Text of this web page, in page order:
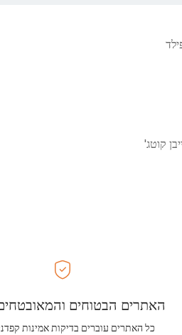
קוטג'
האתרים הבטוחים
כל האתרים עוברים בדיקות אמינות